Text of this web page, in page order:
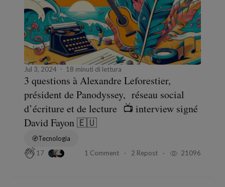
Jul 3, 2024 18 minuti di lettura
3 questions à Alexandre Leforestier,
président de Panodyssey, réseau social
d’écriture et de lecture 📺 interview signé
David Fayon 🇪🇺
Tecnologia
17
1 Comment 2 Repost 21096